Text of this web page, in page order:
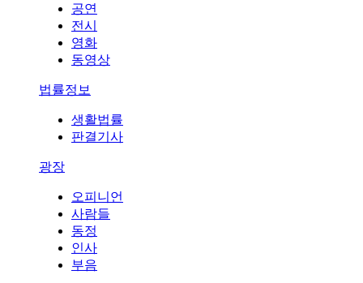
공연
전시
영화
동영상
법률정보
생활법률
판결기사
광장
오피니언
사람들
동정
인사
부음